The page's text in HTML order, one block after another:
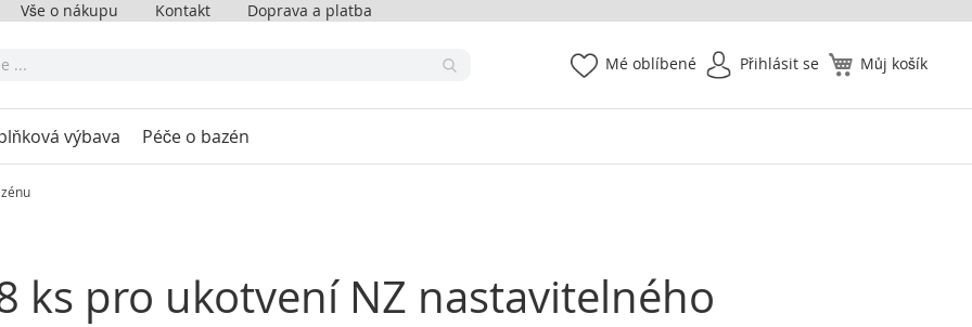
Vše o nákupu Kontakt Doprava a platba
Můj košík
Mé oblíbené Přihlásit se
výbava Péče o bazén
ks pro ukotvení NZ nastavitelného